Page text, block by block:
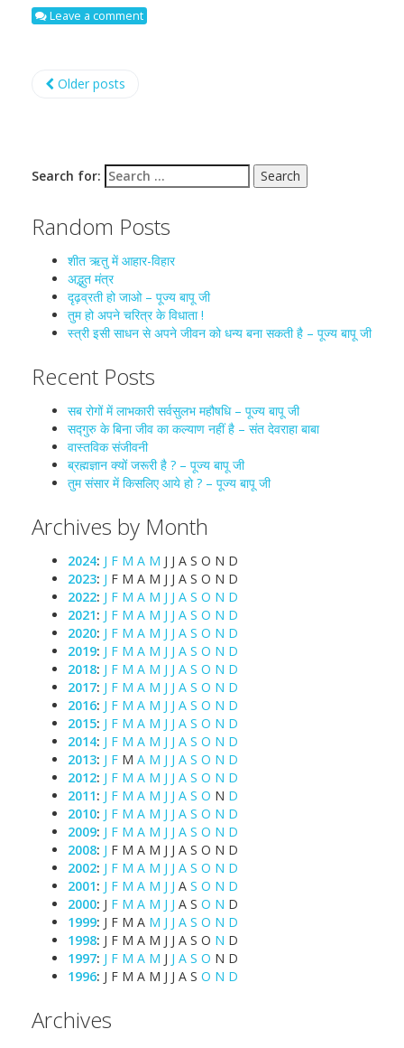
Leave a comment
Older posts
Search for:
Random Posts
शीत ऋतु में आहार-विहार
अद्भुत मंत्र
दृढ़व्रती हो जाओ – पूज्य बापू जी
तुम हो अपने चरित्र के विधाता !
स्त्री इसी साधन से अपने जीवन को धन्य बना सकती है – पूज्य बापू जी
Recent Posts
सब रोगों में लाभकारी सर्वसुलभ महौषधि – पूज्य बापू जी
सद्गुरु के बिना जीव का कल्याण नहीं है – संत देवराहा बाबा
वास्तविक संजीवनी
ब्रह्मज्ञान क्यों जरूरी है ? – पूज्य बापू जी
तुम संसार में किसलिए आये हो ? – पूज्य बापू जी
Archives by Month
2024: J F M A M J J A S O N D
2023: J F M A M J J A S O N D
2022: J F M A M J J A S O N D
2021: J F M A M J J A S O N D
2020: J F M A M J J A S O N D
2019: J F M A M J J A S O N D
2018: J F M A M J J A S O N D
2017: J F M A M J J A S O N D
2016: J F M A M J J A S O N D
2015: J F M A M J J A S O N D
2014: J F M A M J J A S O N D
2013: J F M A M J J A S O N D
2012: J F M A M J J A S O N D
2011: J F M A M J J A S O N D
2010: J F M A M J J A S O N D
2009: J F M A M J J A S O N D
2008: J F M A M J J A S O N D
2002: J F M A M J J A S O N D
2001: J F M A M J J A S O N D
2000: J F M A M J J A S O N D
1999: J F M A M J J A S O N D
1998: J F M A M J J A S O N D
1997: J F M A M J J A S O N D
1996: J F M A M J J A S O N D
Archives